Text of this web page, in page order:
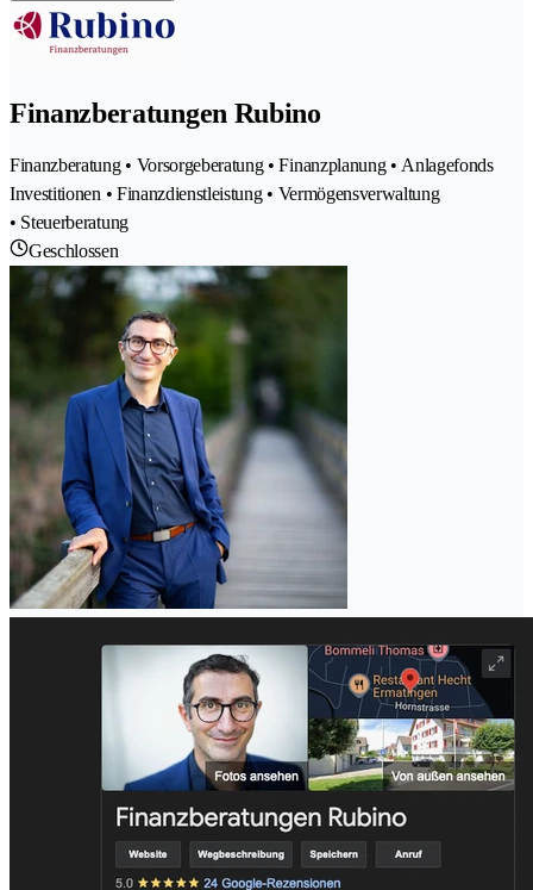
Finanzberatungen Rubino
Finanzberatung • Vorsorgeberatung • Finanzplanung • Anlagefonds
Investitionen • Finanzdienstleistung • Vermögensverwaltung
• Steuerberatung
Geschlossen